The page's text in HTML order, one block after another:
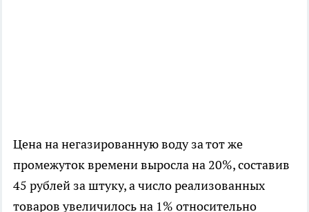
Цена на негазированную воду за тот же
промежуток времени выросла на 20%, составив
45 рублей за штуку, а число реализованных
товаров увеличилось на 1% относительно